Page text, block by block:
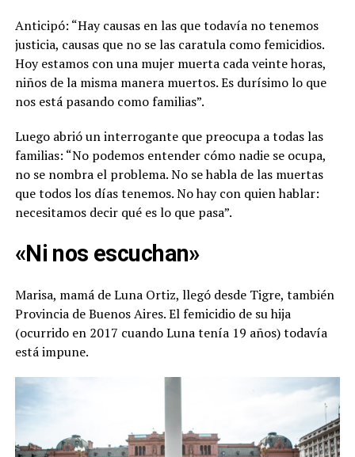
Anticipó: “Hay causas en las que todavía no tenemos
justicia, causas que no se las caratula como femicidios.
Hoy estamos con una mujer muerta cada veinte horas,
niños de la misma manera muertos. Es durísimo lo que
nos está pasando como familias”.
Luego abrió un interrogante que preocupa a todas las
familias: “No podemos entender cómo nadie se ocupa,
no se nombra el problema. No se habla de las muertas
que todos los días tenemos. No hay con quien hablar:
necesitamos decir qué es lo que pasa”.
«Ni nos escuchan»
Marisa, mamá de Luna Ortiz, llegó desde Tigre, también
Provincia de Buenos Aires. El femicidio de su hija
(ocurrido en 2017 cuando Luna tenía 19 años) todavía
está impune.